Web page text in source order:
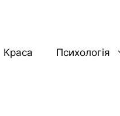
Краса Психологія